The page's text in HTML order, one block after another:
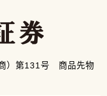
）第131号 商品先物